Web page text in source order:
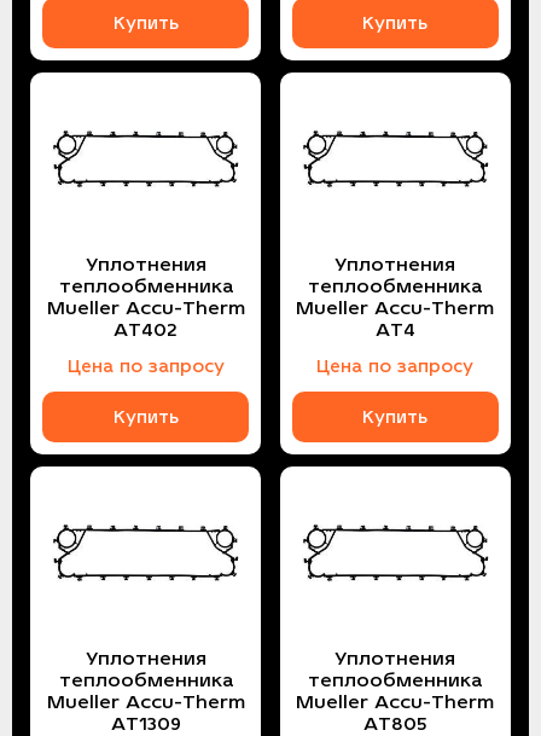
Купить Купить
Уплотнения
теплообменника
Mueller Accu-Therm
AT402
Цена по запросу
Купить
Уплотнения
теплообменника
Mueller Accu-Therm
AT4
Цена по запросу
Купить
Уплотнения
теплообменника
Mueller Accu-Therm
AT1309
Уплотнения
теплообменника
Mueller Accu-Therm
AT805